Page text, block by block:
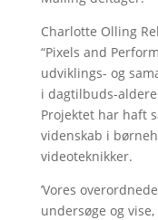
Charlotte Olling
“Pixels and
udviklings- og
i dagtilbuds-
Projektet har haft
videnskab i
videoteknikker.
’Vores
undersøge og